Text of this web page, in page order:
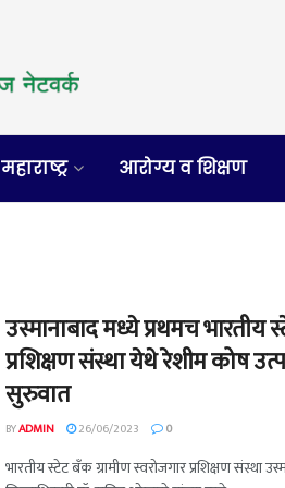
महाराष्ट्र आरोग्य व शिक्षण
उस्मानाबाद मध्ये प्रथमच भारतीय
प्रशिक्षण संस्था येथे रेशीम कोष
सुरुवात
BYADMIN 26/06/2023 0
भारतीय स्टेट बँक ग्रामीण स्वरोजगार प्रशिक्षण संस्था